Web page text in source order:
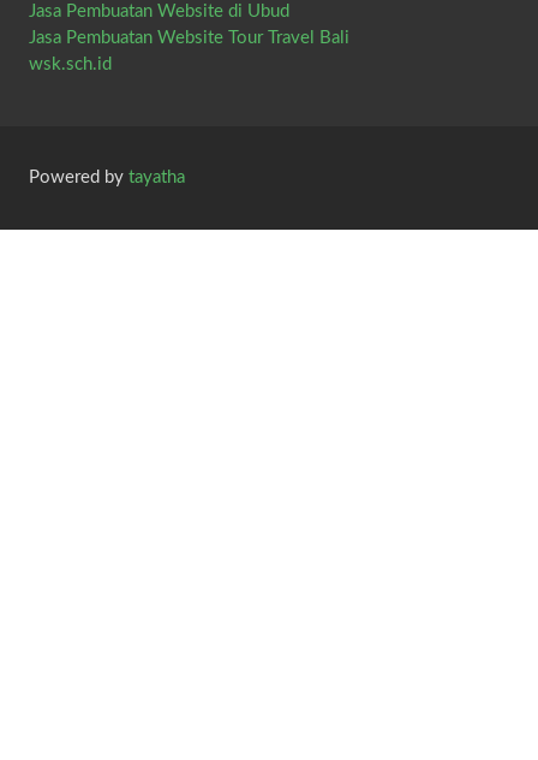
Jasa Pembuatan Website di Ubud
Jasa Pembuatan Website Tour Travel Bali
wsk.sch.id
Powered by tayatha